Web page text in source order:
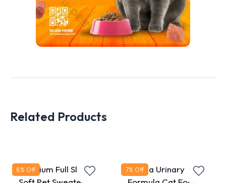
Related Products
Premium Full Sleeve
8% Off
Kaniva Urinary Care
7% Off